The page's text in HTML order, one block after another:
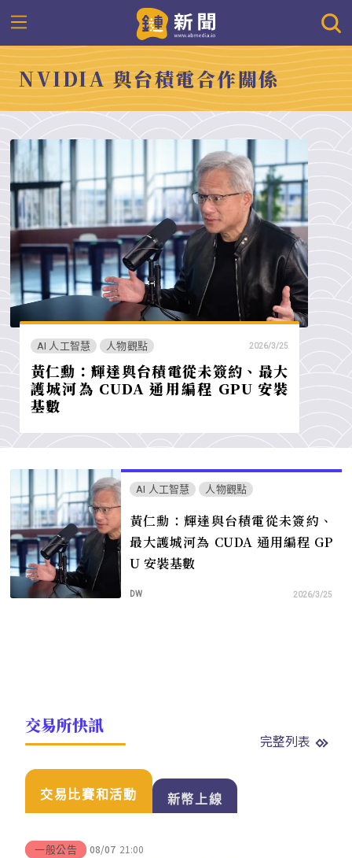
NVIDIA 與台積電合作關係
AI 人工智慧 人物觀點 2026/3/25
黃仁勳：輝達與台積電從未簽約、最大
護城河為 CUDA 通用編程 GPU 安裝
基數
AI 人工智慧 人物觀點
黃仁勳：輝達與台積電從未簽約、
最大護城河為 CUDA 通用編程 GP
U 安裝基數
DW 2026/3/25
交易所快訊
完整列表
交易比賽和活動 新幣上線
一般公告 08/07 21:00